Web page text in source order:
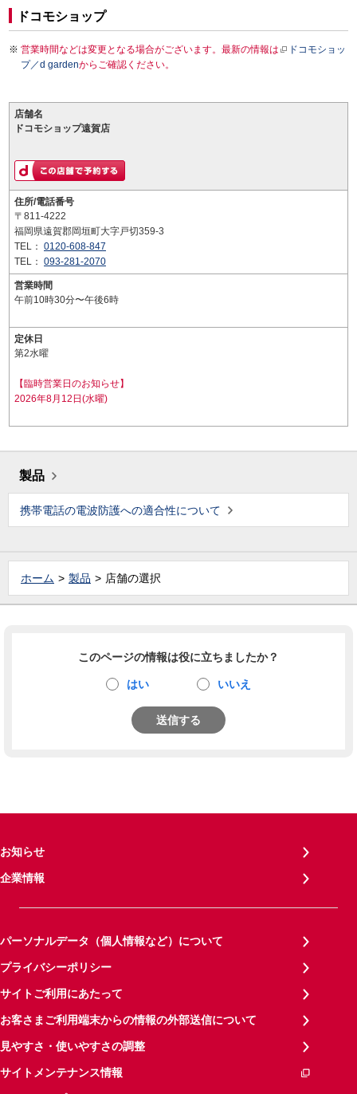
ドコモショップ
営業時間などは変更となる場合がございます。最新の情報は
ドコモショッ
プ／d gardenからご確認ください。
店舗名
ドコモショップ遠賀店
住所/電話番号
〒811-4222
福岡県遠賀郡岡垣町大字戸切359-3
TEL： 0120-608-847
TEL： 093-281-2070
営業時間
午前10時30分〜午後6時
定休日
第2水曜
【臨時営業日のお知らせ】
2026年8月12日(水曜)
製品
携帯電話の電波防護への適合性について
ホーム 製品 店舗の選択
このページの情報は役に立ちましたか？
はい いいえ
送信する
お知らせ
企業情報
パーソナルデータ（個人情報など）について
プライバシーポリシー
サイトご利用にあたって
お客さまご利用端末からの情報の外部送信について
見やすさ・使いやすさの調整
サイトメンテナンス情報